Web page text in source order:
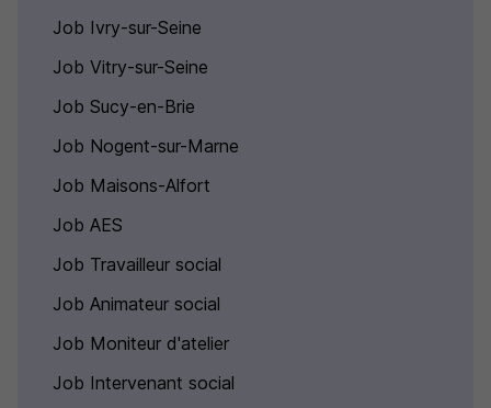
Job Ivry-sur-Seine
Job Vitry-sur-Seine
Job Sucy-en-Brie
Job Nogent-sur-Marne
Job Maisons-Alfort
Job AES
Job Travailleur social
Job Animateur social
Job Moniteur d'atelier
Job Intervenant social